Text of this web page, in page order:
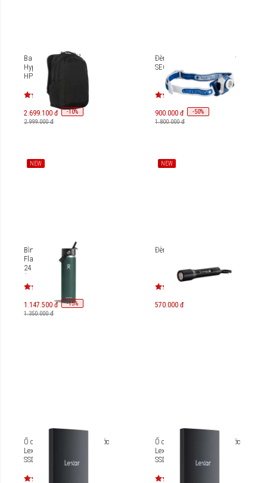
Balo Công Nghệ Cao Cấp
HyperPack Go Beyond –
HP21P
2.699.100 đ -10%
2.999.000 đ
Đèn pin đội đầu LedLenser
SEO 7R
900.000 đ -50%
1.800.000 đ
NEW
Bình nước giữ lạnh Hydro
Flask Wide Flex Straw Cap
24 Oz (710ml) W24BFS
(SEASON 2024)
1.147.500 đ -15%
1.350.000 đ
NEW
Đèn pin Ledlenser P3
570.000 đ
Ổ cứng di động chống nước
Lexar Armor 700 Portable
SSD 4TB [LAR700X004T-
Ổ cứng di động chống nước
Lexar Armor 700 Portable
SSD 2TB